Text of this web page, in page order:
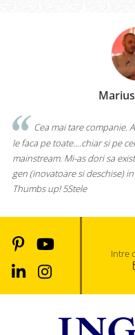
Cea mai tare companie.
le faca pe toate....chiar si pe
mainstream. Mi-as dori sa
gen (inovatoare si deschise)
Thumbs up! 5Stele
Intre